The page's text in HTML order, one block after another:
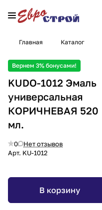
Главная Каталог
Вернем 3% бонусами!
KUDO-1012 Эмаль
универсальная
КОРИЧНЕВАЯ 520
мл.
0
Нет отзывов
Арт. KU-1012
В корзину